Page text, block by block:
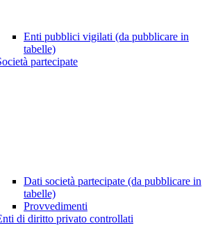
Enti pubblici vigilati (da pubblicare in
tabelle)
partecipate
Dati società partecipate (da pubblicare in
tabelle)
Provvedimenti
di diritto privato controllati